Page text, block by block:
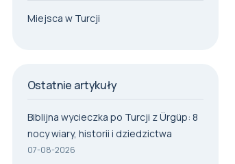
Miejsca w Turcji
Ostatnie artykuły
Biblijna wycieczka po Turcji z Ürgüp: 8
nocy wiary, historii i dziedzictwa
07-08-2026